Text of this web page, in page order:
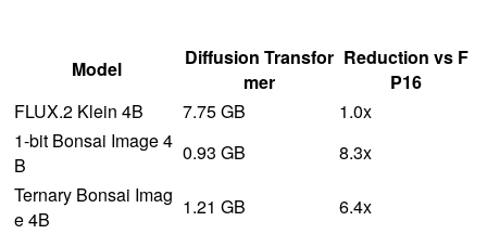
Model
Diffusion Transfor
mer
Reduction vs F
P16
FLUX.2 Klein 4B
7.75 GB
1.0x
1-bit Bonsai Image 4
B
0.93 GB
8.3x
Ternary Bonsai Imag
e 4B
1.21 GB 6.4x